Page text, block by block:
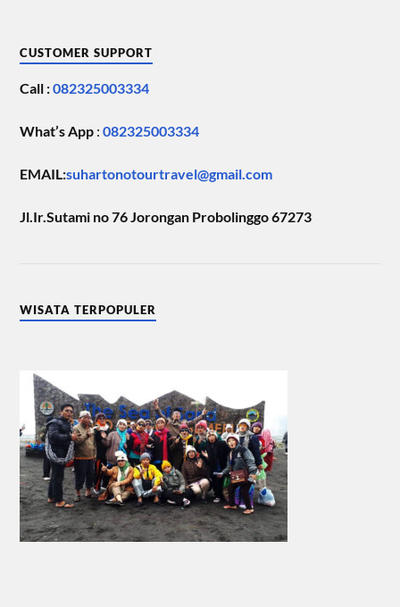
CUSTOMER SUPPORT
Call :082325003334
What’s App :082325003334
EMAIL:suhartonotourtravel@gmail.com
Jl.Ir.Sutami no 76 Jorongan Probolinggo 67273
WISATA TERPOPULER